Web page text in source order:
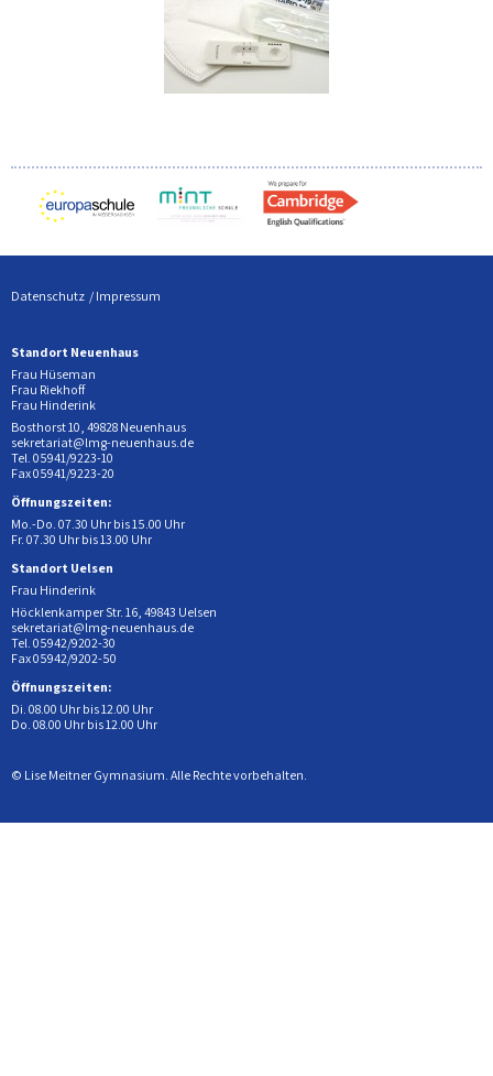
Datenschutz Impressum
Standort Neuenhaus
Frau Hüseman
Frau Riekhoff
Frau Hinderink
Bosthorst 10, 49828 Neuenhaus
sekretariat@lmg-neuenhaus.de
Tel. 05941/9223-10
Fax 05941/9223-20
Öffnungszeiten:
Mo.-Do. 07.30 Uhr bis 15.00 Uhr
Fr. 07.30 Uhr bis 13.00 Uhr
Standort Uelsen
Frau Hinderink
Höcklenkamper Str. 16, 49843 Uelsen
sekretariat@lmg-neuenhaus.de
Tel. 05942/9202-30
Fax 05942/9202-50
Öffnungszeiten:
Di. 08.00 Uhr bis 12.00 Uhr
Do. 08.00 Uhr bis 12.00 Uhr
© Lise Meitner Gymnasium. Alle Rechte vorbehalten.